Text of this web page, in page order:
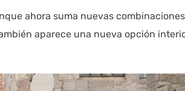
ahora suma nuevas combinaciones
aparece una nueva opción